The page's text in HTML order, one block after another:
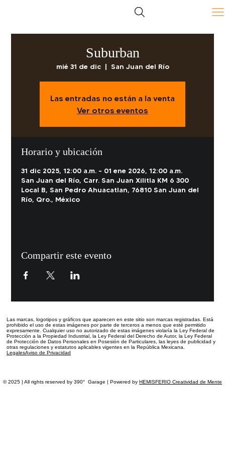
Suburban
mié 31 de dic
  |
San Juan del Río
Las entradas no están a la venta
Ver otros eventos
Horario y ubicación
31 dic 2025, 12:00 a.m. – 01 ene 2026, 12:00 a.m.
San Juan del Río, Carr. San Juan Xilitla KM 6 300
Local B, San Pedro Ahuacatlan, 76810 San Juan del
Río, Qro., México
Compartir este evento
Las marcas, logotipos y gráficos que aparecen en este sitioson marcas registradas. Está
prohibido el uso de estas imágenes por parte de terceros a menos que esté permitido
expresamente. Cualquier uso no autorizado de estas imágenes violaría la Ley Federal de
Protección a la Propiedad Industrial, la Ley Federal del Derecho de Autor, la Ley Federal
de Protección de Datos Personales en Posesión de Particulares, las leyes de publicidad y
otras regulaciones y estatutos aplicables vigentes en la República Mexicana.
LegalesAviso de Privacidad
© 2025 | All rights reserved by 390° Garage | Powered by HEMISFERIO Creatividad de Mente